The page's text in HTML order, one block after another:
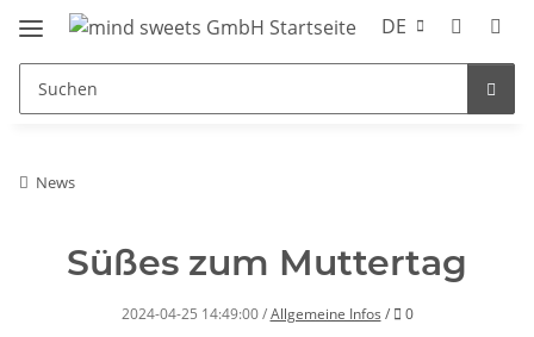
DE
News
Süßes zum Muttertag
2024-04-25 14:49:00 /Allgemeine Infos / Kommentare
0